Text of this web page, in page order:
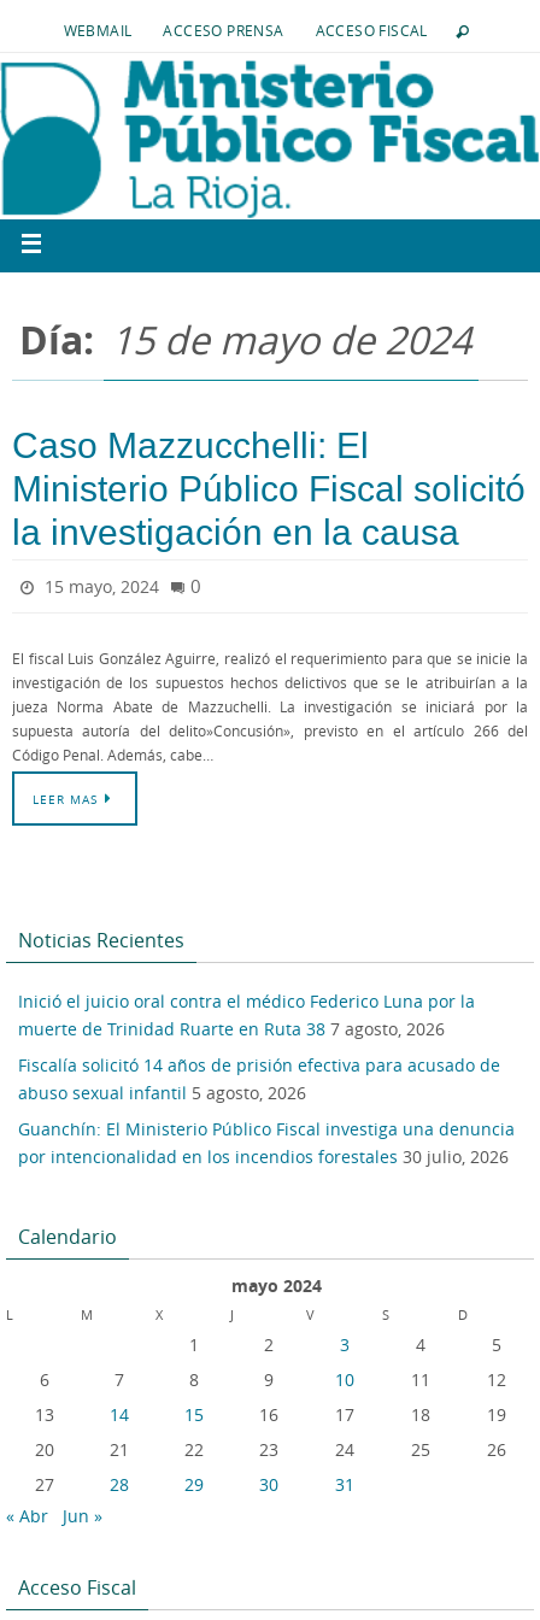
WEBMAIL ACCESO PRENSA ACCESO FISCAL
Día: 15 de mayo de 2024
Caso Mazzucchelli: El
Ministerio Público Fiscal solicitó
la investigación en la causa
15 mayo, 2024 0
El fiscal Luis González Aguirre, realizó el requerimiento para que se inicie la
investigación de los supuestos hechos delictivos que se le atribuirían a la
jueza Norma Abate de Mazzuchelli. La investigación se iniciará por la
supuesta autoría del delito»Concusión», previsto en el artículo 266 del
Código Penal. Además, cabe…
LEER MAS
Noticias Recientes
Inició el juicio oral contra el médico Federico Luna por la
muerte de Trinidad Ruarte en Ruta 38 7 agosto, 2026
Fiscalía solicitó 14 años de prisión efectiva para acusado de
abuso sexual infantil 5 agosto, 2026
Guanchín: El Ministerio Público Fiscal investiga una denuncia
por intencionalidad en los incendios forestales 30 julio, 2026
Calendario
mayo 2024
L M X J V S D
1 2 3 4
5
6
7 8 9 10 11
12
13
14 15 16 17 18
19
20
21 22 23 24 25
26
27
28 29 30
31
« Abr
Jun »
Acceso Fiscal